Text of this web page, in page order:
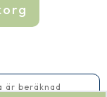
är beräknad